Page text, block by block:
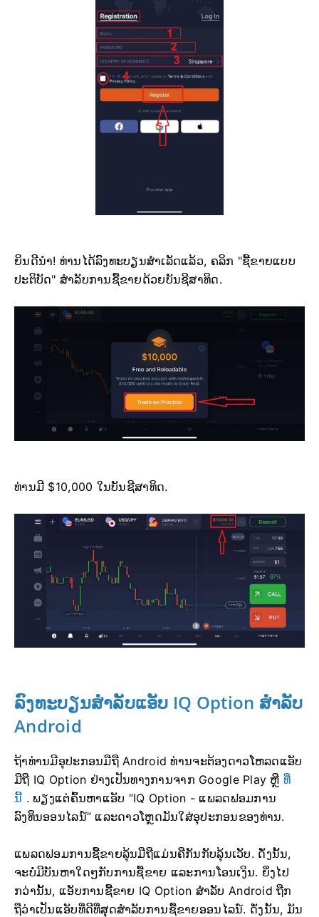
ຍິນດີນຳ! ທ່ານໄດ້ລົງທະບຽນສຳເລັດແລ້ວ, ຄລິກ "ຊື້ຂາຍແບບ
ປະຕິບັດ" ສຳລັບການຊື້ຂາຍດ້ວຍບັນຊີສາທິດ.
ທ່ານມີ $10,000 ໃນບັນຊີສາທິດ.
ລົງທະບຽນສຳລັບແອັບ IQ Option ສຳລັບ
Android
ຖ້າທ່ານມີອຸປະກອນມືຖື Android ທ່ານຈະຕ້ອງດາວໂຫລດແອັບ
ມືຖື IQ Option ຢ່າງເປັນທາງການຈາກ Google Play ຫຼືທີ່
ນີ້ . ພຽງແຕ່ຄົ້ນຫາແອັບ “IQ Option - ແພລດຟອມການ
ລົງທຶນອອນໄລນ໌” ແລະດາວໂຫຼດມັນໃສ່ອຸປະກອນຂອງທ່ານ.
ແພລດຟອມການຊື້ຂາຍລຸ້ນມືຖືແມ່ນຄືກັນກັບລຸ້ນເວັບ. ດັ່ງນັ້ນ,
ຈະບໍ່ມີບັນຫາໃດໆກັບການຊື້ຂາຍ ແລະການໂອນເງິນ. ຍິ່ງໄປ
ກວ່ານັ້ນ, ແອັບການຊື້ຂາຍ IQ Option ສຳລັບ Android ຖືກ
ຖືວ່າເປັນແອັບທີ່ດີທີ່ສຸດສຳລັບການຊື້ຂາຍອອນໄລນ໌. ດັ່ງນັ້ນ, ມັນ